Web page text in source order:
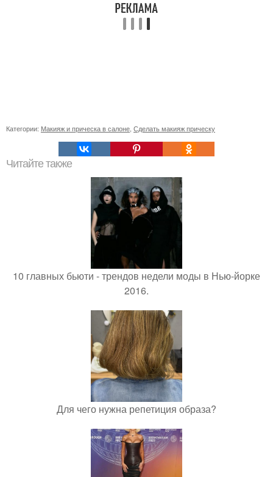
Категории: Макияж и прическа в салоне Сделать макияж прическу
Читайте также
10 главных бьюти - трендов недели моды в Нью-йорке
2016.
Для чего нужна репетиция образа?